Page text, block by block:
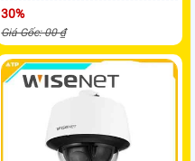
30%
Giá Gốc: 00 ₫